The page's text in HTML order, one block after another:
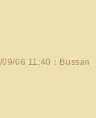
09/06 11:40：Bussan